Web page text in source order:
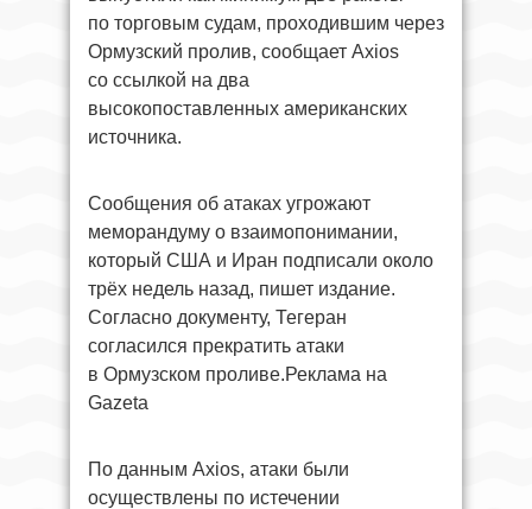
по торговым судам, проходившим через
Ормузский пролив, сообщает Axios
со ссылкой на два
высокопоставленных американских
источника.
Сообщения об атаках угрожают
меморандуму о взаимопонимании,
который США и Иран подписали около
трёх недель назад, пишет издание.
Согласно документу, Тегеран
согласился прекратить атаки
в Ормузском проливе.Реклама на
Gazeta
По данным Axios, атаки были
осуществлены по истечении